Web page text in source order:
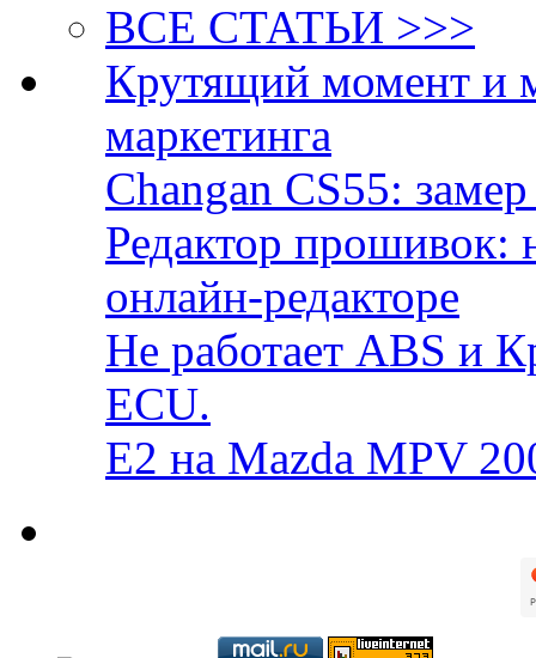
ВСЕ СТАТЬИ >>>
Крутящий момент и
маркетинга
Changan CS55:
Редактор прошивок:
онлайн-редакторе
Не работает ABS и
ECU.
E2 на Mazda MPV